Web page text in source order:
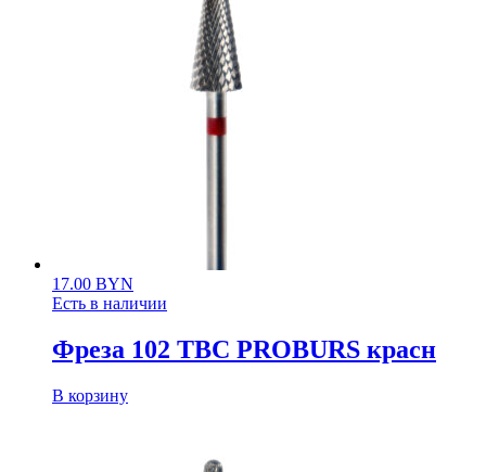
17.00 BYN
Есть в наличии
Фреза 102 ТВС PROBURS красн
В корзину